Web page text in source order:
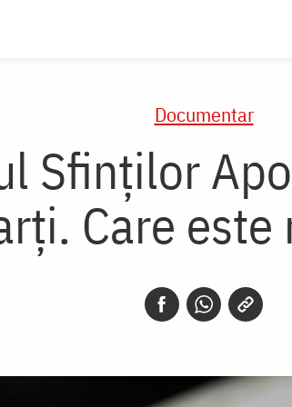
Documentar
Sfinților
Care este